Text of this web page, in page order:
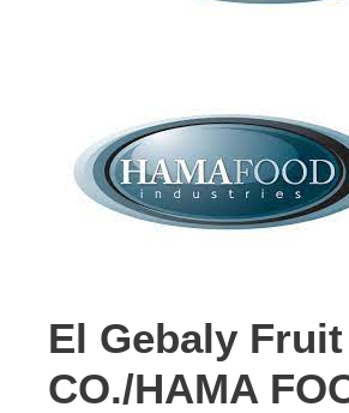
El Gebaly Fruit
CO./HAMA